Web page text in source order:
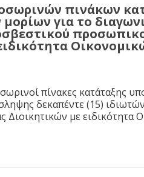
πινάκων
μορίων για το
πίνακες κατάταξης
δεκαπέντε (15)
Διοικητικών με